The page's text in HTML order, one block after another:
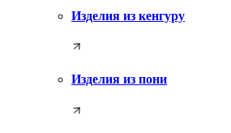
Изделия из кенгуру
Изделия из пони